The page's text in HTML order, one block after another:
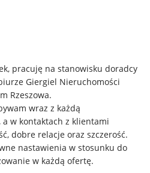
pracuję na stanowisku doradcy
Giergiel Nieruchomości
Rzeszowa.
wraz z każdą
w kontaktach z klientami
dobre relacje oraz szczerość.
nastawienia w stosunku do
w każdą ofertę.